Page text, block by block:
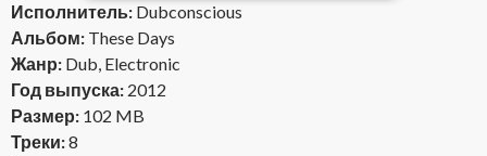
Исполнитель: Dubconscious
Альбом: These Days
Жанр: Dub, Electronic
Год выпуска: 2012
Размер: 102 MB
Треки:8